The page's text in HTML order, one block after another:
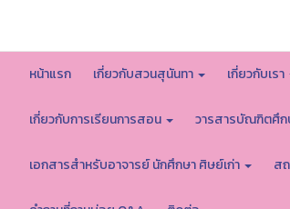
หน้าแรก เกี่ยวกับสวนสุนันทา เกี่ยวกับเรา
เกี่ยวกับการเรียนการสอน วารสารบัณฑิตศึก
เอกสารสำหรับอาจารย์ นักศึกษา ศิษย์เก่า ส